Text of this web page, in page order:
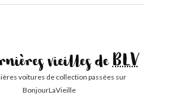
vieilles deBLV
voitures de collection passées sur
BonjourLaVieille